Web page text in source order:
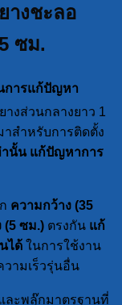
างชะลอ
ซม.
การแก้ปัญหา
ยางส่วนกลางยาว 1
สำหรับการติดตั้ง
านั้น แก้ปัญหาการ
ความกว้าง (35
(5 ซม.) ตรงกัน แก้
ได้ ในการใช้งาน
ามเร็วรุ่นอื่น
ะพลุ๊กมาตรฐานที่